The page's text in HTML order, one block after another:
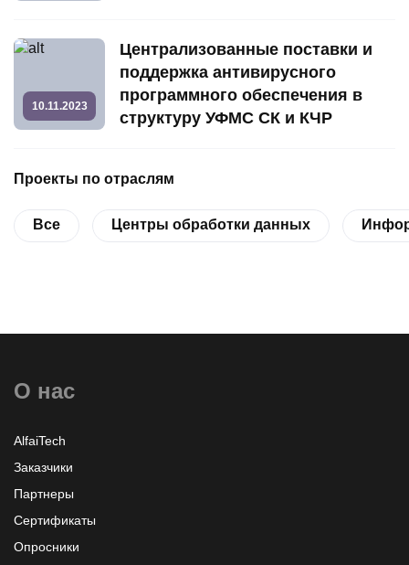
10.11.2023
Централизованные поставки и
поддержка антивирусного
программного обеспечения в
структуру УФМС СК и КЧР
Проекты по отраслям
Все Центры обработки данных
О нас
AlfaiTech
Заказчики
Партнеры
Сертификаты
Опросники